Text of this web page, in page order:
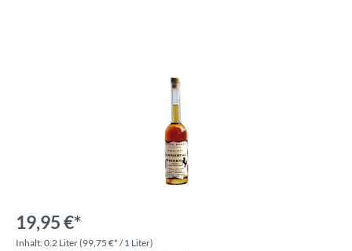
19,95 €*
Inhalt:0.2 Liter(99,75 €* / 1 Liter)